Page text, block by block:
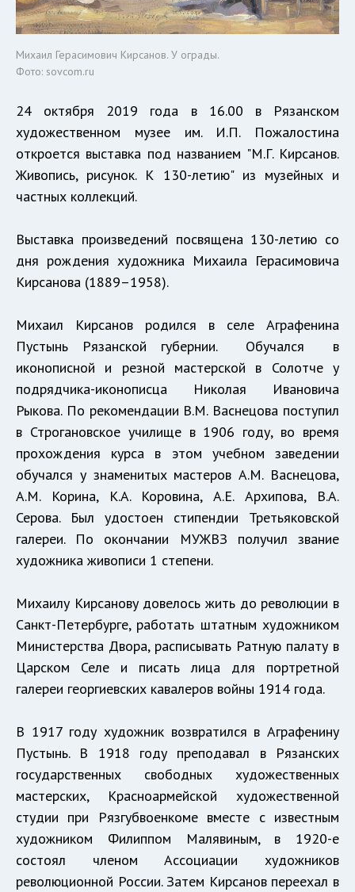
Михаил Герасимович Кирсанов. У ограды.
Фото: sovcom.ru
24 октября 2019 года в 16.00 в Рязанском
художественном музее им. И.П. Пожалостина
откроется выставка под названием "М.Г. Кирсанов.
Живопись, рисунок. К 130-летию" из музейных и
частных коллекций.
Выставка произведений посвящена 130-летию со
дня рождения художника Михаила Герасимовича
Кирсанова (1889–1958).
Михаил Кирсанов родился в селе Аграфенина
Пустынь Рязанской губернии. Обучался в
иконописной и резной мастерской в Солотче у
подрядчика-иконописца Николая Ивановича
Рыкова. По рекомендации В.М. Васнецова поступил
в Строгановское училище в 1906 году, во время
прохождения курса в этом учебном заведении
обучался у знаменитых мастеров А.М. Васнецова,
А.М. Корина, К.А. Коровина, А.Е. Архипова, В.А.
Серова. Был удостоен стипендии Третьяковской
галереи. По окончании МУЖВЗ получил звание
художника живописи 1 степени.
Михаилу Кирсанову довелось жить до революции в
Санкт-Петербурге, работать штатным художником
Министерства Двора, расписывать Ратную палату в
Царском Селе и писать лица для портретной
галереи георгиевских кавалеров войны 1914 года.
В 1917 году художник возвратился в Аграфенину
Пустынь. В 1918 году преподавал в Рязанских
государственных свободных художественных
мастерских, Красноармейской художественной
студии при Рязгубвоенкоме вместе с известным
художником Филиппом Малявиным, в 1920-е
состоял членом Ассоциации художников
революционной России. Затем Кирсанов переехал в